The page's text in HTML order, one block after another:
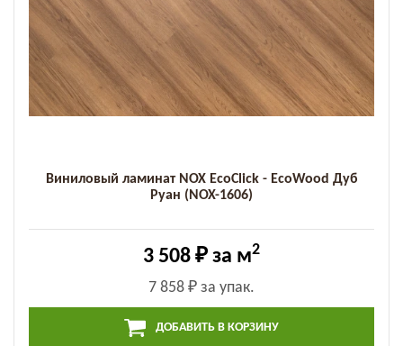
Виниловый ламинат NOX EcoClick - EcoWood Дуб
Руан (NOX-1606)
3 508 ₽ за м2
7 858 ₽ за упак.
ДОБАВИТЬ В КОРЗИНУ